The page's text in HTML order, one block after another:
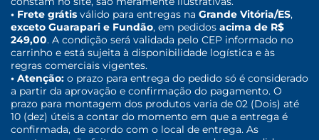
• Frete grátis válido para entregas na Grande Vitória/ES,
exceto Guarapari e Fundão, em pedidos acima de R$
249,00. A condição será validada pelo CEP informado no
carrinho e está sujeita à disponibilidade logística e às
regras comerciais vigentes.
• Atenção: o prazo para entrega do pedido só é considerado
a partir da aprovação e confirmação do pagamento. O
prazo para montagem dos produtos varia de 02 (Dois) até
10 (dez) úteis a contar do momento em que a entrega é
confirmada, de acordo com o local de entrega. As